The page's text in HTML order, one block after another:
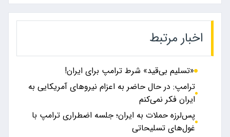
اخبار مرتبط
«تسلیم بی‌قید» شرط ترامپ برای ایران!
ترامپ: در حال حاضر به اعزام نیروهای آمریکایی به
ایران فکر نمی‌کنم
پس‌لرزه حملات به ایران؛ جلسه اضطراری ترامپ با
غول‌های تسلیحاتی